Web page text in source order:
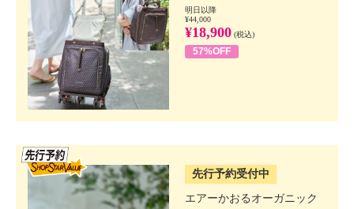
明日以降
¥44,000
¥18,900 (税込)
57%OFF
先行予約受付中
エアーかおるオーガニック